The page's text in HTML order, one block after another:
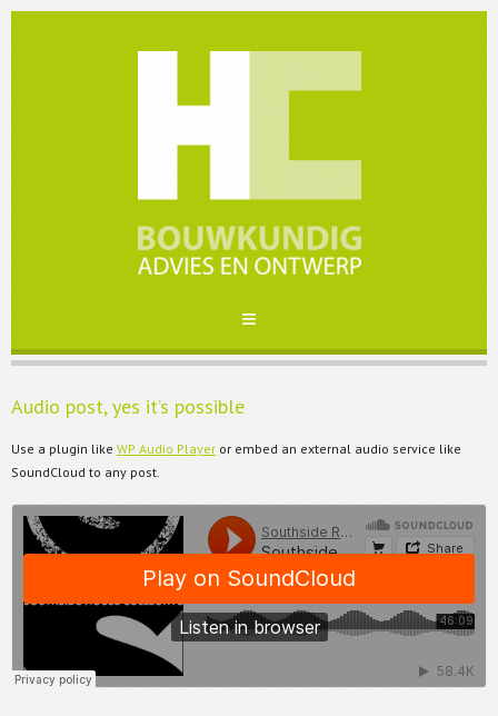
Audio post, yes it’s possible
Use a plugin like WP Audio Player or embed an external audio service like
SoundCloud to any post.